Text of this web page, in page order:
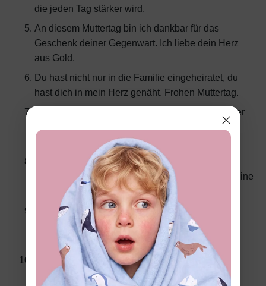
die jeden Tag stärker wird.
An diesem Muttertag bin ich dankbar für das
Geschenk deiner Gegenwart. Ich liebe dein Herz
aus Gold.
Du hast nicht nur in die Familie eingeheiratet, du
hast dich in mein Herz genäht. Frohen Muttertag.
Danke, dass du Anmut, Wärme und Ruhe in unser
Zuhause gebracht hast. Du hast mir gezeigt, wie
beständige Liebe aussieht.
Du hast „Stiefmama" in einen Titel des Stolzes
verwandelt, nicht der Distanz. Heute feiere ich deine
Liebe und Stärke.
Ich wusste vielleicht nicht, dass ich eine weitere
Mama brauchte, aber das Leben hatte bessere
Pläne. Danke, dass du einer davon bist.
Du warst mehr als ein Stief-. Du warst ein
beständiger Schrittnach vornin meinem Leben.